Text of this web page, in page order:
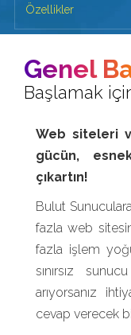
Özellikler
Genel
Başlamak için
Web siteleri
gücün,
çıkartın!
Bulut
fazla web
fazla işlem
sınırsız
arıyorsanız
cevap verecek